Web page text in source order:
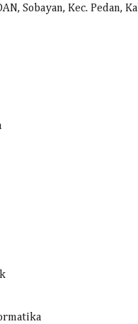
Sobayan, Kec. Pedan,